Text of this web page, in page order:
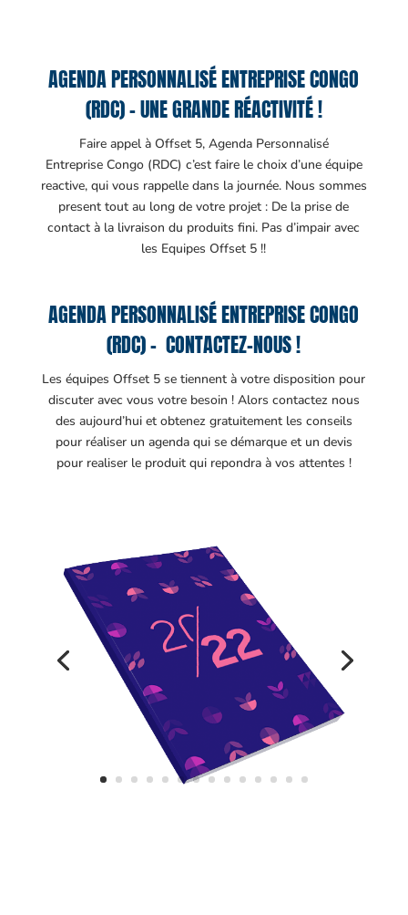
AGENDA PERSONNALISÉ ENTREPRISE CONGO
(RDC) – UNE GRANDE RÉACTIVITÉ !
Faire appel à Offset 5, Agenda Personnalisé
Entreprise Congo (RDC) c’est faire le choix d’une équipe
reactive, qui vous rappelle dans la journée. Nous sommes
present tout au long de votre projet : De la prise de
contact à la livraison du produits fini. Pas d’impair avec
les Equipes Offset 5 !!
AGENDA PERSONNALISÉ ENTREPRISE CONGO
(RDC) – CONTACTEZ-NOUS !
Les équipes Offset 5 se tiennent à votre disposition pour
discuter avec vous votre besoin ! Alors contactez nous
des aujourd’hui et obtenez gratuitement les conseils
pour réaliser un agenda qui se démarque et un devis
pour realiser le produit qui repondra à vos attentes !